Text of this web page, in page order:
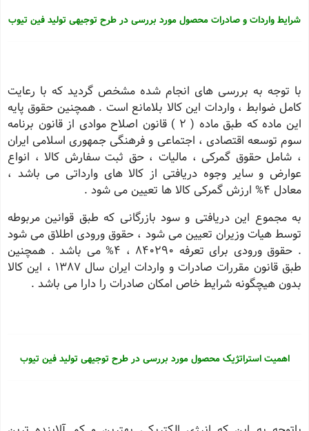
شرایط واردات و صادرات محصول مورد بررسی در طرح توجیهی تولید فین تیوب
با توجه به بررسی های انجام شده مشخص گردید که با رعایت
کامل ضوابط ، واردات این کالا بلامانع است . همچنین حقوق پایه
این ماده که طبق ماده ( 2 ) قانون اصلاح موادی از قانون برنامه
سوم توسعه اقتصادی ، اجتماعی و فرهنگی جمهوری اسلامی ایران
، شامل حقوق گمرکی ، مالیات ، حق ثبت سفارش کالا ، انواع
عوارض و سایر وجوه دریافتی از کالا های وارداتی می باشد ،
معادل 4% ارزش گمرکی کالا ها تعیین می شود .
به مجموع این دریافتی و سود بازرگانی که طبق قوانین مربوطه
توسط هیات وزیران تعیین می شود ، حقوق ورودی اطلاق می شود
. حقوق ورودی برای تعرفه 840290 ، 4% می باشد .
همچنین
طبق قانون مقررات صادرات و واردات ایران سال 1387 ، این کالا
بدون هیچگونه شرایط خاص امکان صادرات را دارا می باشد .
اهمیت استراتژیک محصول مورد بررسی در طرح توجیهی تولید فین تیوب